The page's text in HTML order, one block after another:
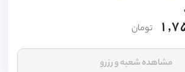
تومان
مشاهده شعبه و رزرو